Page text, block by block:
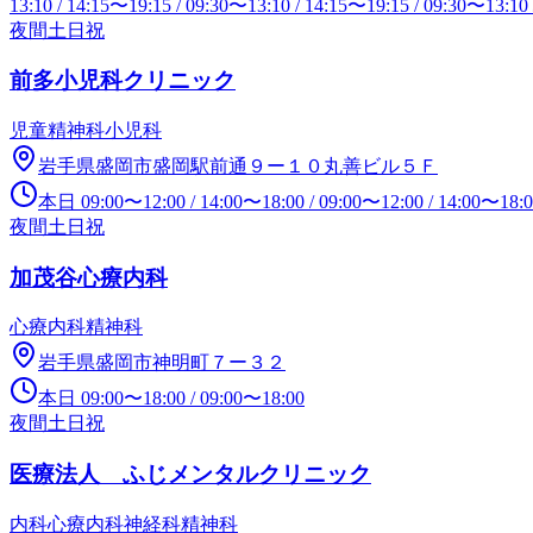
13:10 / 14:15〜19:15 /09:30〜13:10 / 14:15〜19:15 /09:30〜13:10
夜間土日祝
前多小児科クリニック
児童精神科小児科
岩手県盛岡市盛岡駅前通９ー１０丸善ビル５Ｆ
本日 09:00〜12:00 / 14:00〜18:00 /09:00〜12:00 / 14:00〜
夜間土日祝
加茂谷心療内科
心療内科精神科
岩手県盛岡市神明町７ー３２
本日 09:00〜18:00 /09:00〜18:00
夜間土日祝
医療法人 ふじメンタルクリニック
内科心療内科神経科精神科